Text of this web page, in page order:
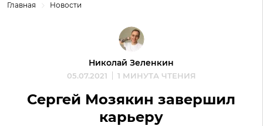
Главная Новости
Николай Зеленкин
05.07.2021 1 МИНУТА ЧТЕНИЯ
Сергей Мозякин завершил
карьеру